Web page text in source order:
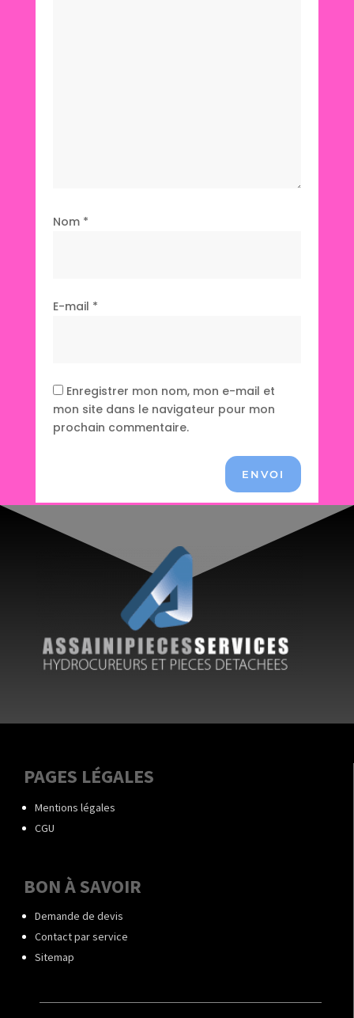
Nom *
E-mail *
Enregistrer mon nom, mon e-mail et
mon site dans le navigateur pour mon
prochain commentaire.
ENVOI
PAGES LÉGALES
Mentions légales
CGU
BON À SAVOIR
Demande de devis
Contact par service
Sitemap